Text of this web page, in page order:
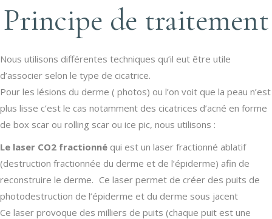
Principe de traitement
Nous utilisons différentes techniques qu’il eut être utile
d’associer selon le type de cicatrice.
Pour les lésions du derme ( photos) ou l’on voit que la peau n’est
plus lisse c’est le cas notamment des cicatrices d’acné en forme
de box scar ou rolling scar ou ice pic, nous utilisons :
Le laser CO2 fractionné qui est un laser fractionné ablatif
(destruction fractionnée du derme et de l’épiderme) afin de
reconstruire le derme. Ce laser permet de créer des puits de
photodestruction de l’épiderme et du derme sous jacent
Ce laser provoque des milliers de puits (chaque puit est une